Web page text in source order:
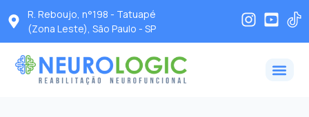
R. Reboujo, n°198 - Tatuapé
(Zona Leste), São Paulo - SP